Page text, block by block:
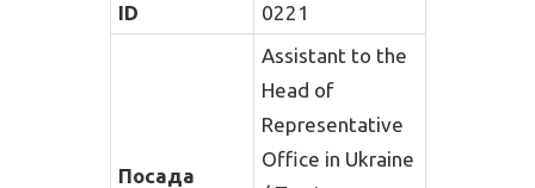
ID
0221
Посада
Assistant to the
Head of
Representative
Office in Ukraine